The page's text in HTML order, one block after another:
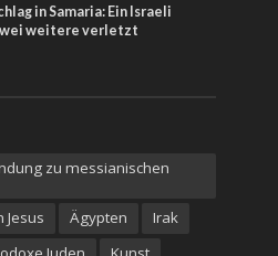
in Samaria: Ein Israeli
weitere verletzt
zu messianischen
Jesus
Ägypten
Irak